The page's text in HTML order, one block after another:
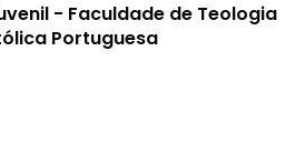
- Faculdade de Teologia
Portuguesa